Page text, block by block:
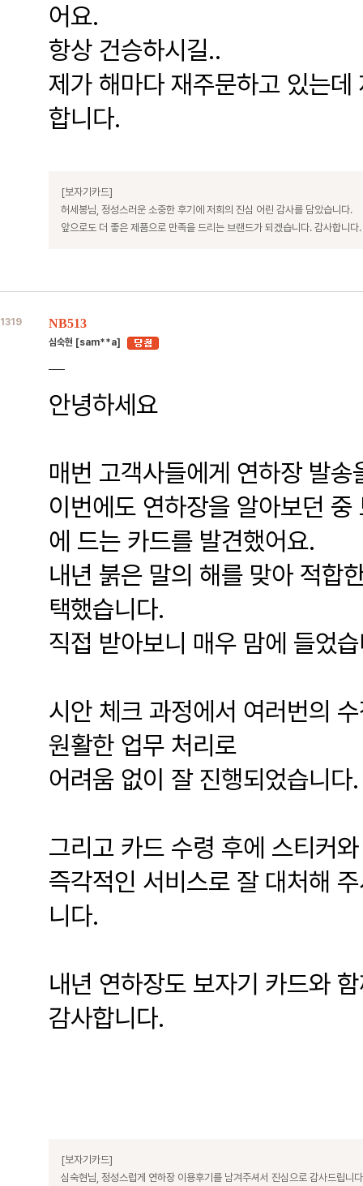
어요.
항상 건승하시길..
제가 해마다 재주문하고 있는
합니다.
[보자기카드]
허세봉님, 정성스러운 소중한 후기에 저희의 진심 어린 감사를 담았습니다.
앞으로도 더 좋은 제품으로 만족을 드리는 브랜드가 되겠습니다. 감사합니다.
1319 NB513
심숙현 [sam**a]
안녕하세요
매번 고객사들에게 연하장 발송
이번에도 연하장을 알아보던
에 드는 카드를 발견했어요.
내년 붉은 말의 해를 맞아 적합
택했습니다.
직접 받아보니 매우 맘에 들었
시안 체크 과정에서 여러번의
원활한 업무 처리로
어려움 없이 잘 진행되었습니다.
그리고 카드 수령 후에 스티커
즉각적인 서비스로 잘 대처해
니다.
내년 연하장도 보자기 카드와
감사합니다.
[보자기카드]
심숙현님, 정성스럽게 연하장 이용후기를 남겨주셔서 진심으로 감사드립니